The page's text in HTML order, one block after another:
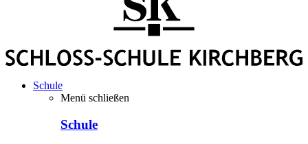
Schule
Menü schließen
Schule